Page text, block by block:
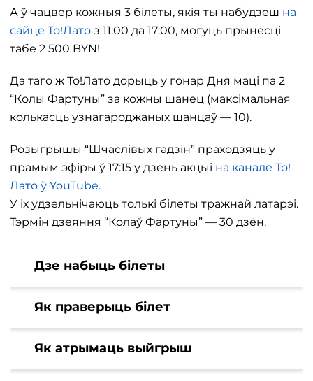
А ў чацвер кожныя 3 білеты, якія ты набудзеш на
сайце То!Лато з 11:00 да 17:00, могуць прынесці
табе 2 500 BYN!
Да таго ж То!Лато дорыць у гонар Дня маці па 2
“Колы Фартуны” за кожны шанец (максімальная
колькасць узнагароджаных шанцаў — 10).
Розыгрышы “Шчаслівых гадзін” праходзяць у
прамым эфіры ў 17:15 у дзень акцыі на канале То!
Лато ў YouTube.
У іх удзельнічаюць толькі білеты тражнай латарэі.
Тэрмін дзеяння “Колаў Фартуны” — 30 дзён.
Дзе набыць білеты
Як праверыць білет
Як атрымаць выйгрыш